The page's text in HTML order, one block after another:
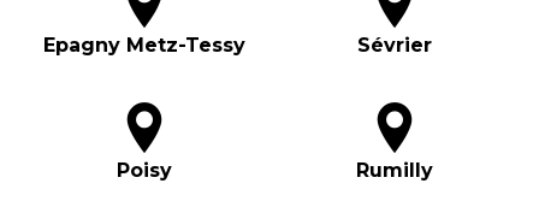
Epagny Metz-Tessy Sévrier
Poisy Rumilly